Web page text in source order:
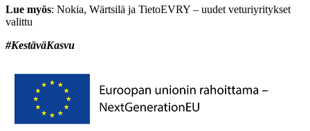
Lue myös: Nokia, Wärtsilä ja TietoEVRY – uudet veturiyritykset
valittu
#KestäväKasvu